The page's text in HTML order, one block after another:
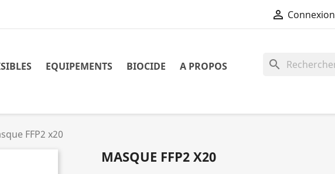
 Connexion
EQUIPEMENTS BIOCIDE A PROPOS search
FFP2 x20
MASQUE FFP2 X20